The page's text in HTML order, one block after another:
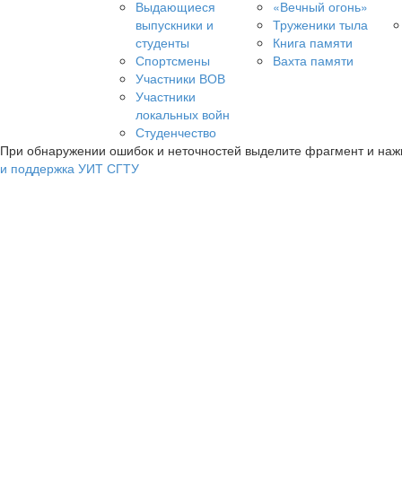
Выдающиеся
выпускники и
студенты
Спортсмены
Участники ВОВ
Участники
локальных войн
Студенчество
«Вечный огонь»
Труженики тыла
Книга памяти
Вахта памяти
При обнаружении ошибок и неточностей выделите фрагмент и
и поддержка УИТ СГТУ